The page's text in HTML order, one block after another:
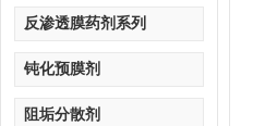
反渗透膜药剂系列
钝化预膜剂
阻垢分散剂